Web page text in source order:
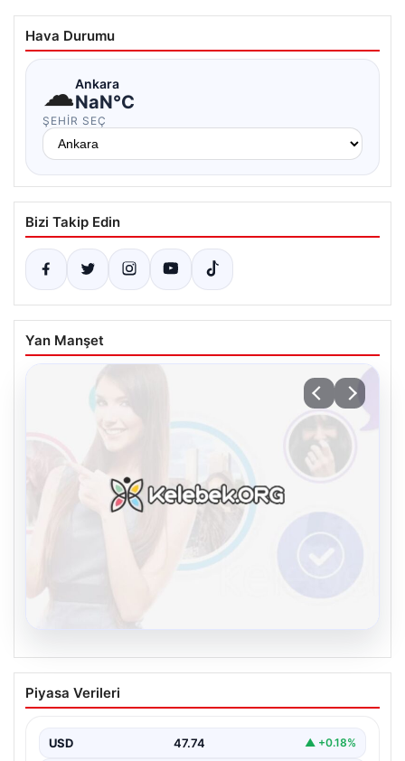
Hava Durumu
☁Ankara
NaN°C
ŞEHIR SEÇ
Bizi Takip Edin
Yan Manşet
Kelebek.Org İle Sanal İletişimin Seviyeli
Adresi Ve Muhabbet Deneyimi
oluşturması kritik bir hassasiyet taşımaktadır. Halen
çeşitli…
Piyasa Verileri
USD 47.74 ▲ +0.18%